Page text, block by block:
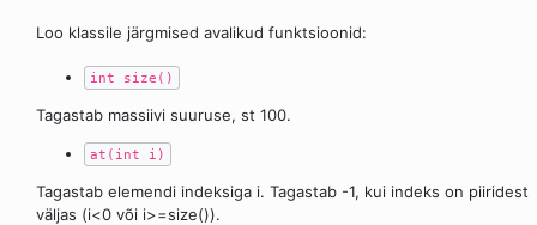
Loo klassile järgmised avalikud funktsioonid:
int size()
Tagastab massiivi suuruse, st 100.
at(int i)
Tagastab elemendi indeksiga i. Tagastab -1, kui indeks on piiridest
väljas (i<0 või i>=size()).